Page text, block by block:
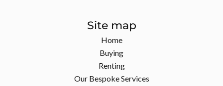
Site map
Home
Buying
Renting
Our Bespoke Services